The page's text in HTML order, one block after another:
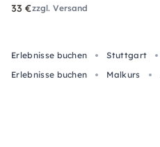
33 €zzgl. Versand
Erlebnisse buchen Stuttgart
Erlebnisse buchen
Malkurs